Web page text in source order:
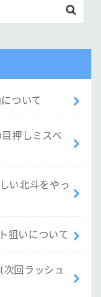
ついて
押しミスペ
い北斗をやっ
狙いについて
回ラッシュ